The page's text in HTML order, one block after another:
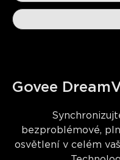
Govee
bezproblémové,
osvětlení v celém